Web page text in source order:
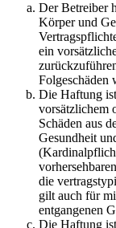
Der Betreiber
Körper und
ein
Folgeschäden
Die Haftung
vorsätzlichem
Schäden aus
Gesundheit
die
gilt auch für
entgangenen
Die Haftung